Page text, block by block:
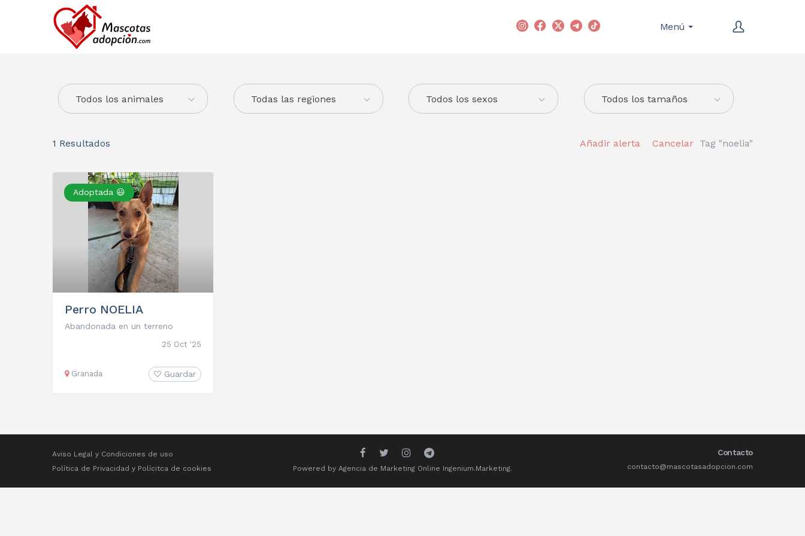
Menú
Todas las regiones
Todos los animales Todos los sexos Todos los tamaños
1 Resultados Tag "noelia"
Cancelar
Añadir alerta
Adoptada 😃
Perro NOELIA
Abandonada en un terreno
25 Oct '25
Granada Guardar
Aviso Legal y Condiciones de uso
Política de Privacidad y Polícitca de cookies Powered by Agencia de Marketing Online Ingenium.Marketing.
Contacto
contacto@mascotasadopcion.com